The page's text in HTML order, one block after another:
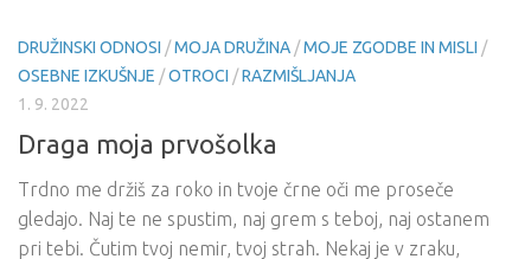
DRUŽINSKI ODNOSI /MOJA DRUŽINA /MOJE ZGODBE IN MISLI /
OSEBNE IZKUŠNJE /OTROCI /RAZMIŠLJANJA
1. 9. 2022
Draga moja prvošolka
Trdno me držiš za roko in tvoje črne oči me proseče
gledajo. Naj te ne spustim, naj grem s teboj, naj ostanem
pri tebi. Čutim tvoj nemir, tvoj strah. Nekaj je v zraku,